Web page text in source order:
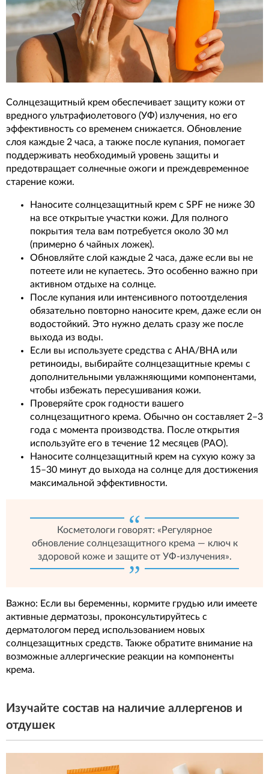
Солнцезащитный крем обеспечивает защиту кожи от
вредного ультрафиолетового (УФ) излучения, но его
эффективность со временем снижается. Обновление
слоя каждые 2 часа, а также после купания, помогает
поддерживать необходимый уровень защиты и
предотвращает солнечные ожоги и преждевременное
старение кожи.
Наносите солнцезащитный крем с SPF не ниже 30
на все открытые участки кожи. Для полного
покрытия тела вам потребуется около 30 мл
(примерно 6 чайных ложек).
Обновляйте слой каждые 2 часа, даже если вы не
потеете или не купаетесь. Это особенно важно при
активном отдыхе на солнце.
После купания или интенсивного потоотделения
обязательно повторно наносите крем, даже если он
водостойкий. Это нужно делать сразу же после
выхода из воды.
Если вы используете средства с AHA/BHA или
ретиноиды, выбирайте солнцезащитные кремы с
дополнительными увлажняющими компонентами,
чтобы избежать пересушивания кожи.
Проверяйте срок годности вашего
солнцезащитного крема. Обычно он составляет 2–3
года с момента производства. После открытия
используйте его в течение 12 месяцев (PAO).
Наносите солнцезащитный крем на сухую кожу за
15–30 минут до выхода на солнце для достижения
максимальной эффективности.
Косметологи говорят: «Регулярное
обновление солнцезащитного крема — ключ к
здоровой коже и защите от УФ-излучения».
Важно: Если вы беременны, кормите грудью или имеете
активные дерматозы, проконсультируйтесь с
дерматологом перед использованием новых
солнцезащитных средств. Также обратите внимание на
возможные аллергические реакции на компоненты
крема.
Изучайте состав на наличие аллергенов и
отдушек